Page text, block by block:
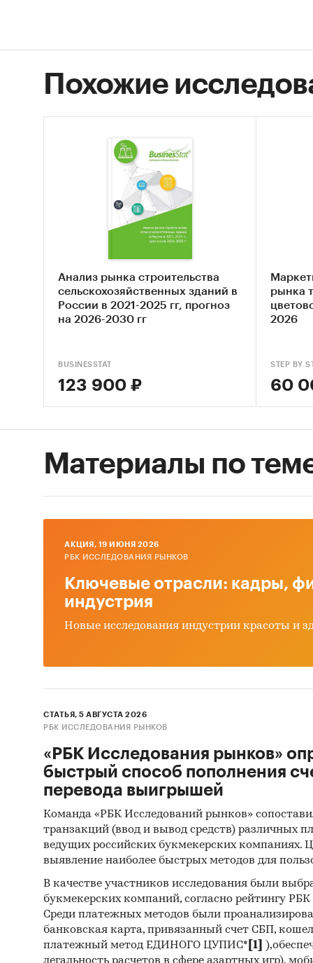
•
Данное
•
•
•
Отчет
Похожие
Анализ рынка строительства
сельскохозяйственных зданий в
России в 2021-2025 гг, прогноз
на 2026-2030 гг
BUSINESSTAT
123 900 ₽
рынка
2026
STEP BY
60
Материалы по
AКЦИЯ, 19 ИЮНЯ 2026
РБК ИССЛЕДОВАНИЯ РЫНКОВ
Ключевые отрасли: кадры,
индустрия
Новые исследования индустрии красоты и
СТАТЬЯ, 5 АВГУСТА 2026
РБК ИССЛЕДОВАНИЯ РЫНКОВ
«РБК Исследования рынков»
быстрый способ пополнения
перевода выигрышей
Команда «РБК Исследований рынков»
транзакций (ввод и вывод средств) различных
ведущих российских букмекерских компаниях.
выявление наиболее быстрых методов для
В качестве участников исследования были
букмекерских компаний, согласно рейтингу
Среди платежных методов были
банковская карта, привязанный счет СБП,
платежный метод ЕДИНОГО ЦУПИС* [1]